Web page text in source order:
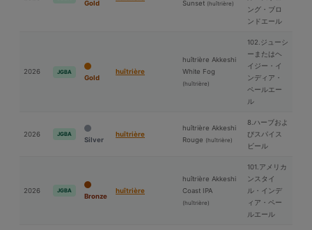
Gold
Sunset (huîtrière)
ング・ブロ
ンドエール
2026 JGBA
Gold
huîtrière
huîtrière Akkeshi
White Fog
(huîtrière)
102.ジューシ
ーまたはヘ
イジー・イ
ンディア・
ペールエー
ル
2026 JGBA
Silver
huîtrière
huîtrière Akkeshi
Rouge (huîtrière)
8.ハーブおよ
びスパイス
ビール
2026 JGBA
Bronze
huîtrière
huîtrière Akkeshi
Coast IPA
(huîtrière)
101.アメリカ
ンスタイ
ル・インデ
ィア・ペー
ルエール